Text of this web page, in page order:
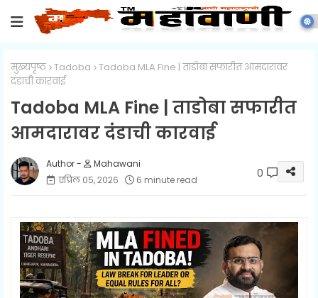
मुख्यपृष्ठ Tadoba
Tadoba MLA Fine | ताडोबा सफारीत आमदारावर
दंडाची कारवाई
Tadoba MLA Fine | ताडोबा सफारीत
आमदारावर दंडाची कारवाई
Mahawani
एप्रिल ०५, २०२६
6 minute read 0